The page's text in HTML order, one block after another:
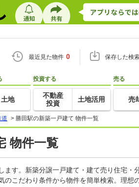
最近見た物件 0 保存した検
土地
投資する
不動産
投資
土地活用
売る
売
道 > 勝田駅の新築一戸建て 物件一覧
物件一覧
す。新築分譲一戸建て・建て売り住宅・
こだわり条件から物件を簡単検索。理想